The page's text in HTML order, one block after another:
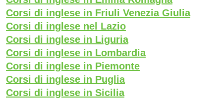
Corsi di inglese in Friuli Venezia Giulia
Corsi di inglese nel Lazio
Corsi di inglese in Liguria
Corsi di inglese in Lombardia
Corsi di inglese in Piemonte
Corsi di inglese in Puglia
Corsi di inglese in Sicilia